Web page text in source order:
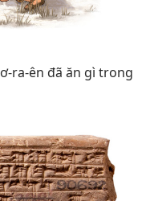
ra-ên đã ăn gì trong